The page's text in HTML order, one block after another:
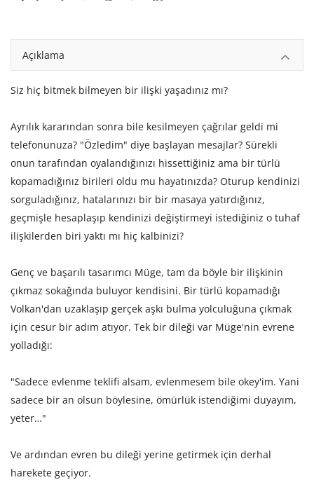
Açıklama
Siz hiç bitmek bilmeyen bir ilişki yaşadınız mı?
Ayrılık kararından sonra bile kesilmeyen çağrılar geldi mi
telefonunuza? "Özledim" diye başlayan mesajlar? Sürekli
onun tarafından oyalandığınızı hissettiğiniz ama bir türlü
kopamadığınız birileri oldu mu hayatınızda? Oturup kendinizi
sorguladığınız, hatalarınızı bir bir masaya yatırdığınız,
geçmişle hesaplaşıp kendinizi değiştirmeyi istediğiniz o tuhaf
ilişkilerden biri yaktı mı hiç kalbinizi?
Genç ve başarılı tasarımcı Müge, tam da böyle bir ilişkinin
çıkmaz sokağında buluyor kendisini. Bir türlü kopamadığı
Volkan'dan uzaklaşıp gerçek aşkı bulma yolculuğuna çıkmak
için cesur bir adım atıyor. Tek bir dileği var Müge'nin evrene
yolladığı:
"Sadece evlenme teklifi alsam, evlenmesem bile okey'im. Yani
sadece bir an olsun böylesine, ömürlük istendiğimi duyayım,
yeter…"
Ve ardından evren bu dileği yerine getirmek için derhal
harekete geçiyor.